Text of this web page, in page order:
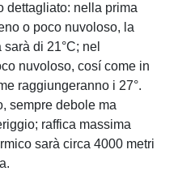
dettagliato: nella prima
o poco nuvoloso, la
di 21°C; nel
nuvoloso, cosí come in
raggiungeranno i 27°.
sempre debole ma
raffica massima
sarà circa 4000 metri